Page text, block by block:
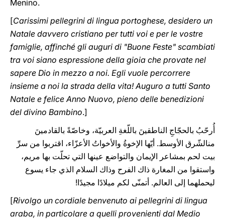
Menino.
[Carissimi pellegrini di lingua portoghese, desidero un
Natale davvero cristiano per tutti voi e per le vostre
famiglie, affinché gli auguri di "Buone Feste" scambiati
tra voi siano espressione della gioia che provate nel
sapere Dio in mezzo a noi. Egli vuole percorrere
insieme a noi la strada della vita! Auguro a tutti Santo
Natale e felice Anno Nuovo, pieno delle benedizioni
del divino Bambino.]
أُرحّبُ بالحجّاجِ الناطقينَ باللّغةِ العربيّة، وخاصّةً بالقادمينَ
منالشّرق الأوسط. أيّها الإخوةُ والأخواتُ الأعزّاء، اقتربوا من سرِّ
بيت لحم بمشاعر الإيمان والتواضع عينها التي تحلّت بها مريم،
واستقوا من المغارة ذاك الفرح وذاك السلام الذي جاء يسوع
ليحملهما إلى العالم. أتمنّى لكم ميلادًا مجيدًا!
[Rivolgo un cordiale benvenuto ai pellegrini di lingua
araba, in particolare a quelli provenienti dal Medio